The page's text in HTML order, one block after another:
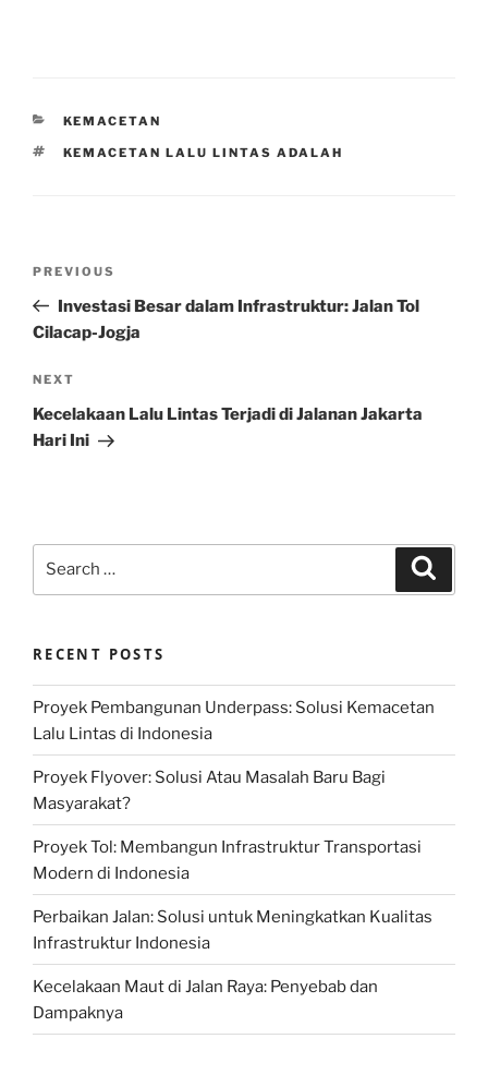
CATEGORIES
KEMACETAN
TAGS
KEMACETAN LALU LINTAS ADALAH
Previous
Post
PREVIOUS
Investasi Besar dalam Infrastruktur: Jalan Tol
Cilacap-Jogja
Next
Post
NEXT
Kecelakaan Lalu Lintas Terjadi di Jalanan Jakarta
Hari Ini
RECENT POSTS
Proyek Pembangunan Underpass: Solusi Kemacetan
Lalu Lintas di Indonesia
Proyek Flyover: Solusi Atau Masalah Baru Bagi
Masyarakat?
Proyek Tol: Membangun Infrastruktur Transportasi
Modern di Indonesia
Perbaikan Jalan: Solusi untuk Meningkatkan Kualitas
Infrastruktur Indonesia
Kecelakaan Maut di Jalan Raya: Penyebab dan
Dampaknya